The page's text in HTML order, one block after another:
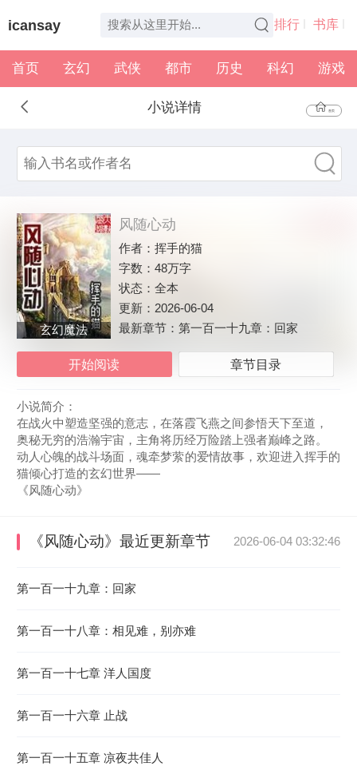
icansay 排行 书库
全本 书架
首页 玄幻 武侠 都市 历史 科幻 游戏
小说详情 首页
玄幻魔法
风随心动
作者：挥手的猫
字数：48万字
状态：全本
更新： 2026-06-04
最新章节：第一百一十九章：回家
开始阅读 章节目录
小说简介：
在战火中塑造坚强的意志，在落霞飞燕之间参悟天下至道，
奥秘无穷的浩瀚宇宙，主角将历经万险踏上强者巅峰之路。
动人心魄的战斗场面，魂牵梦萦的爱情故事，欢迎进入挥手的
猫倾心打造的玄幻世界——
《风随心动》
《风随心动》 最近更新章节 2026-06-04 03:32:46
第一百一十九章：回家
第一百一十八章：相见难，别亦难
第一百一十七章 洋人国度
第一百一十六章 止战
第一百一十五章 凉夜共佳人